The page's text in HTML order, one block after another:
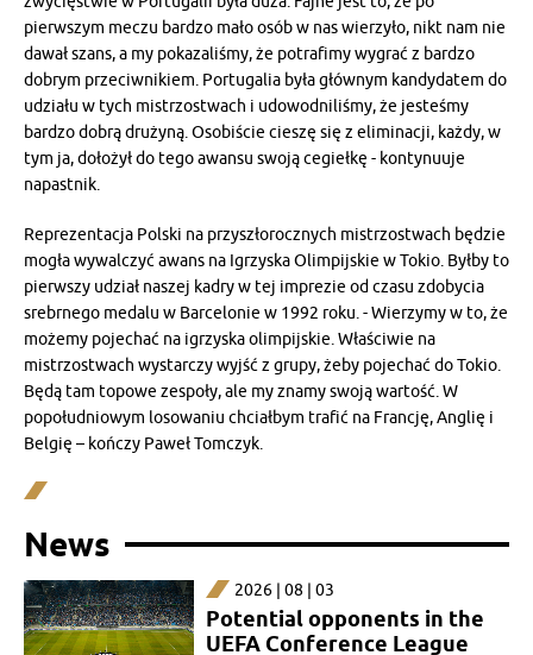
pierwszym meczu bardzo mało osób w nas wierzyło, nikt nam nie
dawał szans, a my pokazaliśmy, że potrafimy wygrać z bardzo
dobrym przeciwnikiem. Portugalia była głównym kandydatem do
udziału w tych mistrzostwach i udowodniliśmy, że jesteśmy
bardzo dobrą drużyną. Osobiście cieszę się z eliminacji, każdy, w
tym ja, dołożył do tego awansu swoją cegiełkę - kontynuuje
napastnik.
Reprezentacja Polski na przyszłorocznych mistrzostwach będzie
mogła wywalczyć awans na Igrzyska Olimpijskie w Tokio. Byłby to
pierwszy udział naszej kadry w tej imprezie od czasu zdobycia
srebrnego medalu w Barcelonie w 1992 roku. - Wierzymy w to, że
możemy pojechać na igrzyska olimpijskie. Właściwie na
mistrzostwach wystarczy wyjść z grupy, żeby pojechać do Tokio.
Będą tam topowe zespoły, ale my znamy swoją wartość. W
popołudniowym losowaniu chciałbym trafić na Francję, Anglię i
Belgię – kończy Paweł Tomczyk.
News
2026 | 08 | 03
Potential opponents in the
UEFA Conference League